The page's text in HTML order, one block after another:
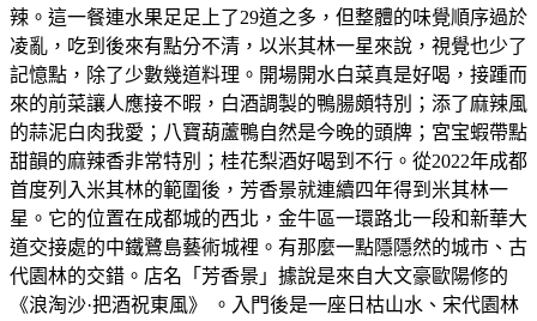
辣。這一餐連水果足足上了29道之多，但整體的味覺順序過於
凌亂，吃到後來有點分不清，以米其林一星來說，視覺也少了
記憶點，除了少數幾道料理。開場開水白菜真是好喝，接踵而
來的前菜讓人應接不暇，白酒調製的鴨腸頗特別；添了麻辣風
的蒜泥白肉我愛；八寶葫蘆鴨自然是今晚的頭牌；宮宝蝦帶點
甜韻的麻辣香非常特別；桂花梨酒好喝到不行。從2022年成都
首度列入米其林的範圍後，芳香景就連續四年得到米其林一
星。它的位置在成都城的西北，金牛區一環路北一段和新華大
道交接處的中鐵鷺島藝術城裡。有那麼一點隱隱然的城市、古
代園林的交錯。店名「芳香景」據說是來自大文豪歐陽修的
《浪淘沙·把酒祝東風》 。入門後是一座日枯山水、宋代園林